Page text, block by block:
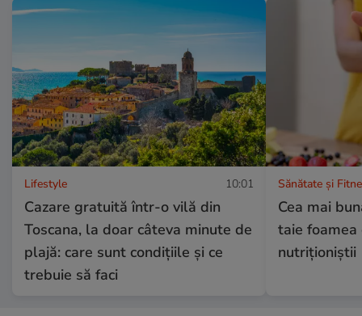
Lifestyle 10:01
Cazare gratuită într-o vilă din
Toscana, la doar câteva minute de
plajă: care sunt condițiile și ce
trebuie să faci
Sănătate și
Cea mai
taie foamea
nutriționiștii